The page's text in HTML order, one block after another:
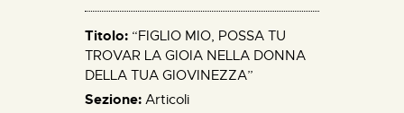
CONTATTI
Titolo: “FIGLIO MIO, POSSA TU
TROVAR LA GIOIA NELLA DONNA
DELLA TUA GIOVINEZZA”
Sezione: Articoli